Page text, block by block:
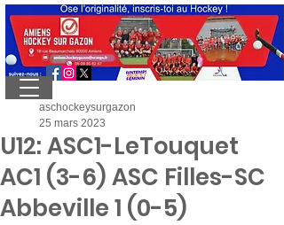
U12: ASC1-LeTouquet
AC1 (3-6) ASC Filles-SC
Abbeville 1 (0-5)
aschockeysurgazon
25 mars 2023